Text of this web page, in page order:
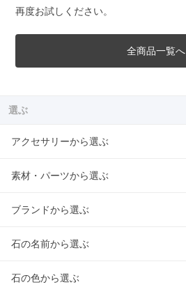
再度お試しください。
全商品一覧へ
選ぶ
アクセサリーから選ぶ
素材・パーツから選ぶ
ブランドから選ぶ
石の名前から選ぶ
石の色から選ぶ